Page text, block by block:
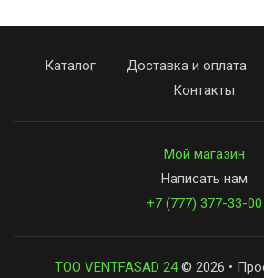
Каталог Доставка и оплата
Контакты
Мой магазин
Написать нам
+7 (777) 377-33-00
ТОО VENTFASAD 24© 2026 •